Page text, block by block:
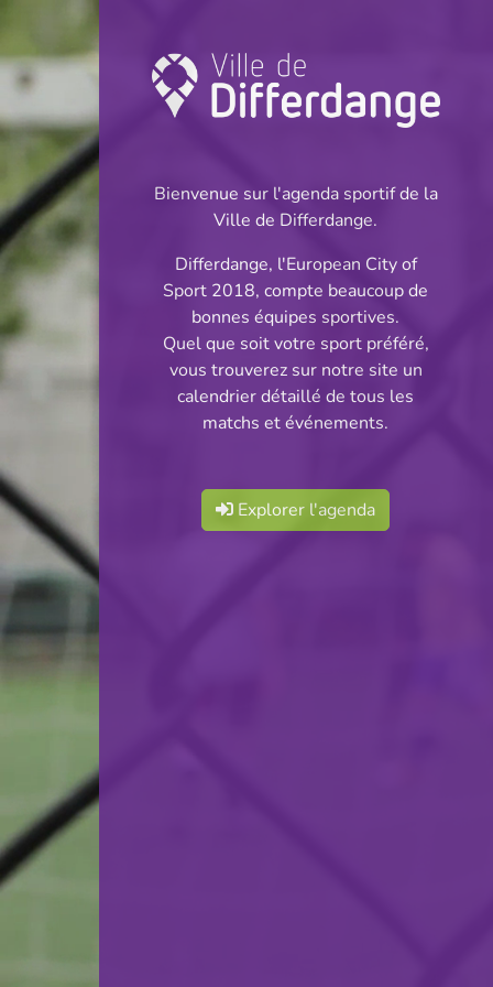
Coupe: Football
INFOS
14.05.2025
20:00
Stade Municipal
Partager
Coupe de
Luxembourg - 1/2 Finales
Bienvenue sur l'agenda sportif de la
Ville de Differdange.
Differdange, l'European City of
Sport 2018, compte beaucoup de
bonnes équipes sportives.
Quel que soit votre sport préféré,
vous trouverez sur notre site un
calendrier détaillé de tous les
matchs et événements.
Explorer l'agenda